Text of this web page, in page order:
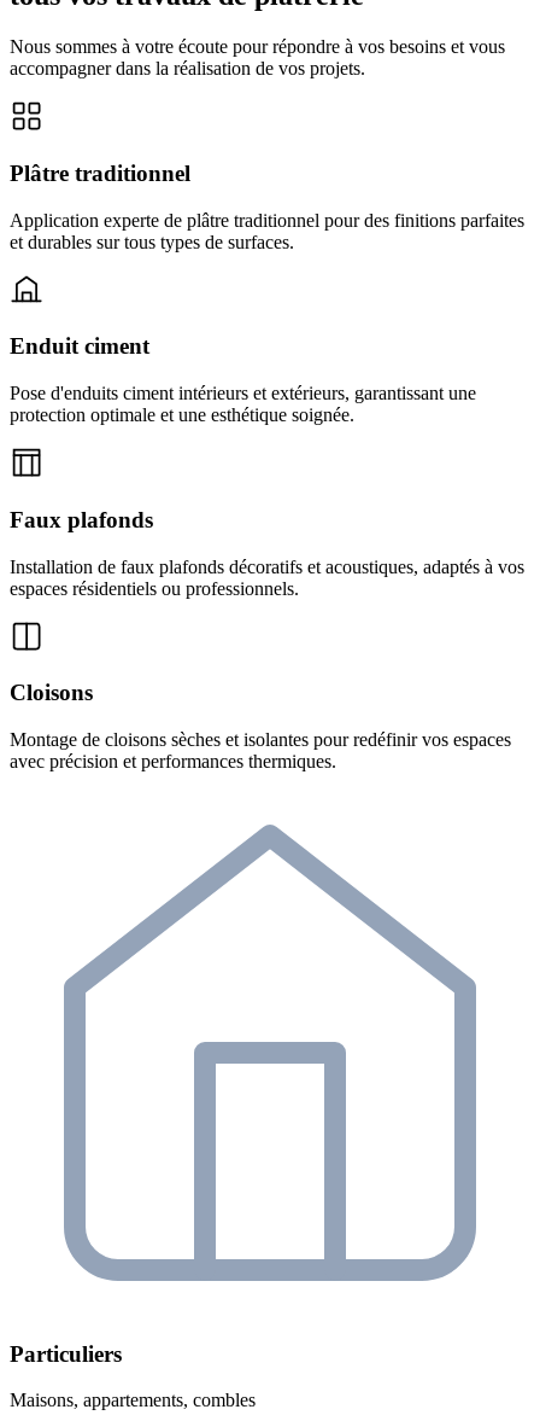
Nous sommes à votre écoute pour répondre à vos besoins et vous
accompagner dans la réalisation de vos projets.
Plâtre traditionnel
Application experte de plâtre traditionnel pour des finitions parfaites
et durables sur tous types de surfaces.
Enduit ciment
Pose d'enduits ciment intérieurs et extérieurs, garantissant une
protection optimale et une esthétique soignée.
Faux plafonds
Installation de faux plafonds décoratifs et acoustiques, adaptés à vos
espaces résidentiels ou professionnels.
Cloisons
Montage de cloisons sèches et isolantes pour redéfinir vos espaces
avec précision et performances thermiques.
Particuliers
Maisons, appartements, combles